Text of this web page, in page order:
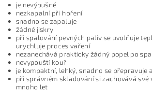
je nevýbušné
nezkapalní při hoření
snadno se zapaluje
žádné jiskry
při spalování pevných paliv se uvolňuje
urychluje proces vaření
nezanechává prakticky žádný popel po
nevypouští kouř
je kompaktní, lehký, snadno se přepravuje
při správném skladování si zachovává své
mnoho let